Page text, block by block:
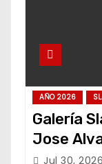
AÑO 2026
Galería
Jose
Jul 30, 2026